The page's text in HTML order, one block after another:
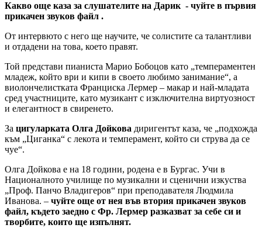
Какво още каза за слушателите на Дарик - чуйте в първия
прикачен звуков файл .
От интервюто с него ще научите, че солистите са талантливи
и отдадени на това, което правят.
Той представи пианиста Марио Бобоцов като „темпераментен
младеж, който ври и кипи в своето любимо занимание“, а
виолончелистката Франциска Лермер – макар и най-младата
сред участниците, като музикант с изключителна виртуозност
и елегантност в свиренето.
За цигуларката Олга Дойкова диригентът каза, че „подхожда
към „Циганка“ с лекота и темперамент, който си струва да се
чуе“.
Олга Дойкова е на 18 години, родена е в Бургас. Учи в
Националното училище по музикални и сценични изкуства
„Проф. Панчо Владигеров“ при преподавателя Людмила
Иванова. – чуйте още от нея във втория прикачен звуков
файл, където заедно с Фр. Лермер разказват за себе си и
творбите, които ще изпълнят.